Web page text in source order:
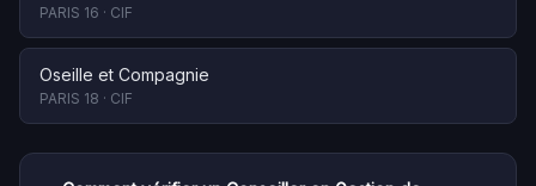
PARIS 16 · CIF
Oseille et Compagnie
PARIS 18 · CIF